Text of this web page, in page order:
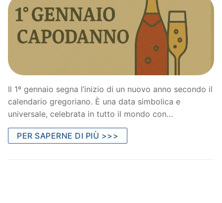
Il 1º gennaio segna l’inizio di un nuovo anno secondo il
calendario gregoriano. È una data simbolica e
universale, celebrata in tutto il mondo con…
PER SAPERNE DI PIÙ >>>